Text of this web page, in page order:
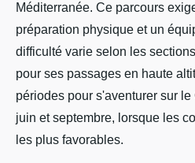
Méditerranée. Ce parcours
préparation physique et un
difficulté varie selon les
pour ses passages en haute
périodes pour s'aventurer sur
juin et septembre, lorsque les
les plus favorables.